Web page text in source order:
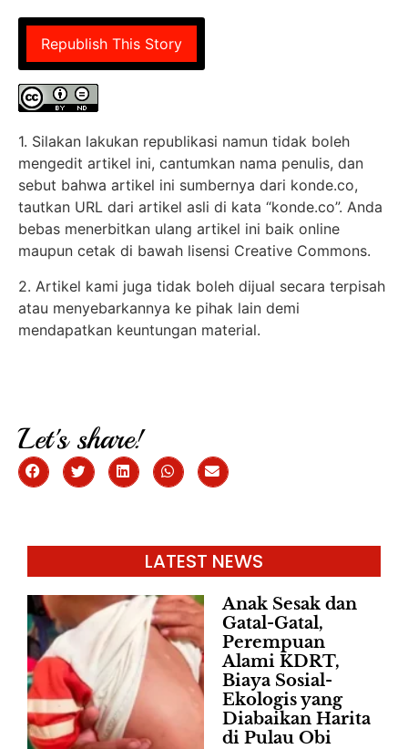
Republish This Story
1. Silakan lakukan republikasi namun tidak boleh
mengedit artikel ini, cantumkan nama penulis, dan
sebut bahwa artikel ini sumbernya dari konde.co,
tautkan URL dari artikel asli di kata “konde.co”. Anda
bebas menerbitkan ulang artikel ini baik online
maupun cetak di bawah lisensi Creative Commons.
2. Artikel kami juga tidak boleh dijual secara terpisah
atau menyebarkannya ke pihak lain demi
mendapatkan keuntungan material.
Let's share!
LATEST NEWS
Anak Sesak dan
Gatal-Gatal,
Perempuan
Alami KDRT,
Biaya Sosial-
Ekologis yang
Diabaikan Harita
di Pulau Obi